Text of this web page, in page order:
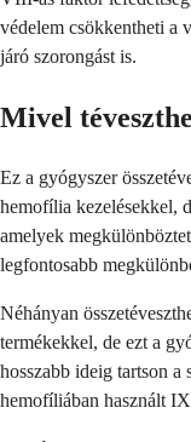
védelem csökkentheti a
járó szorongást is.
Mivel
Ez a gyógyszer
hemofília kezelésekkel,
amelyek
legfontosabb
Néhányan
termékekkel, de ezt a
hosszabb ideig tartson
hemofíliában használt